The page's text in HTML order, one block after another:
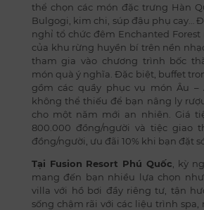
thể chọn các món đặc trưng Hàn
Bulgogi, kim chi, súp đậu phụ cay…
nghỉ tổ chức đêm Enchanted
của khu rừng huyền bí trên nền
tham gia vào chương trình bốc
món quà ý nghĩa. Đặc biệt, buffet
gồm các quầy phục vụ món Âu –
không thể thiếu để bạn nâng ly
cho một năm mới an nhiên. Giá
800.000 đồng/người và tiệc giao
đồng/người, ưu đãi 10% khi bạn đặt
Tại Fusion Resort Phú Quốc , kỳ
mang đến bạn nhiều lựa chọn
villa với hồ bơi đầy riêng tư, tận
sống chậm rãi với các liệu trình